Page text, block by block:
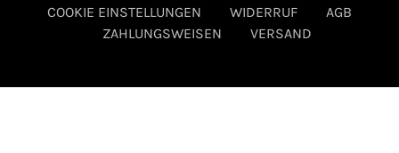
COOKIE EINSTELLUNGEN
WIDERRUF
AGB
ZAHLUNGSWEISEN
VERSAND